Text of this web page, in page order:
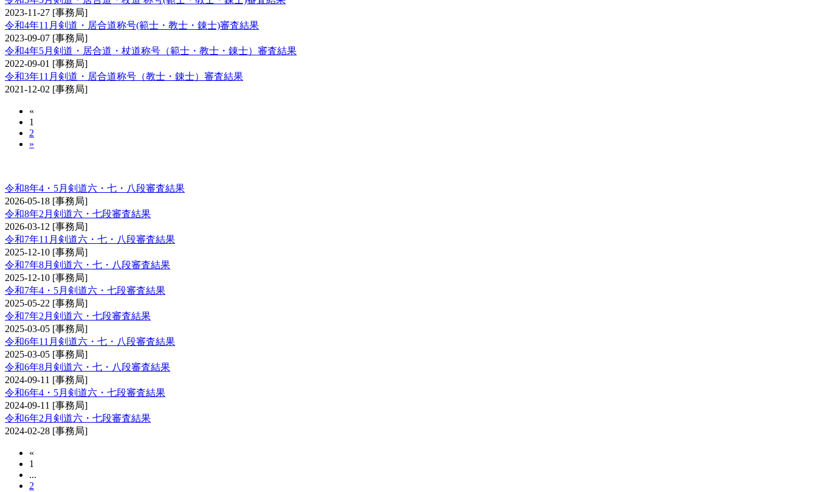
2023-11-27 [事務局]
令和4年11月剣道・居合道称号(範士・教士・錬士)審査結果
2023-09-07 [事務局]
令和4年5月剣道・居合道・杖道称号（範士・教士・錬士）審査結果
2022-09-01 [事務局]
令和3年11月剣道・居合道称号（教士・錬士）審査結果
2021-12-02 [事務局]
«
1
2
»
令和8年4・5月剣道六・七・八段審査結果
2026-05-18 [事務局]
令和8年2月剣道六・七段審査結果
2026-03-12 [事務局]
令和7年11月剣道六・七・八段審査結果
2025-12-10 [事務局]
令和7年8月剣道六・七・八段審査結果
2025-12-10 [事務局]
令和7年4・5月剣道六・七段審査結果
2025-05-22 [事務局]
令和7年2月剣道六・七段審査結果
2025-03-05 [事務局]
令和6年11月剣道六・七・八段審査結果
2025-03-05 [事務局]
令和6年8月剣道六・七・八段審査結果
2024-09-11 [事務局]
令和6年4・5月剣道六・七段審査結果
2024-09-11 [事務局]
令和6年2月剣道六・七段審査結果
2024-02-28 [事務局]
«
1
...
2